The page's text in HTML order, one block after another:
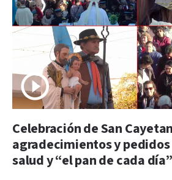
Celebración de San
agradecimientos y
salud y “el pan de cada día”